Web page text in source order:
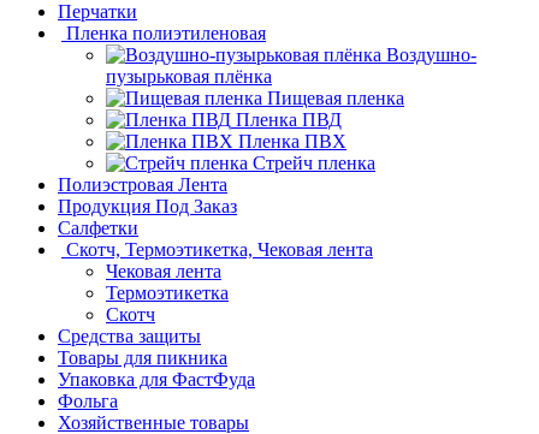
Перчатки
Пленка полиэтиленовая
Воздушно-
пузырьковая плёнка
Пищевая пленка
Пленка ПВД
Пленка ПВХ
Стрейч пленка
Полиэстровая Лента
Продукция Под Заказ
Салфетки
Скотч, Термоэтикетка, Чековая лента
Чековая лента
Термоэтикетка
Скотч
Средства защиты
Товары для пикника
Упаковка для ФастФуда
Фольга
Хозяйственные товары